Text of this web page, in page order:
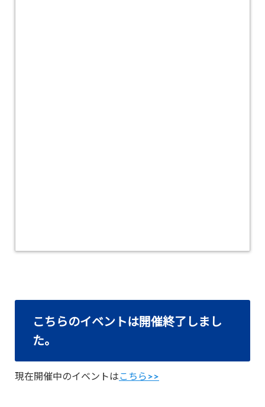
こちらのイベントは開催終了しまし
た。
現在開催中のイベントはこちら>>